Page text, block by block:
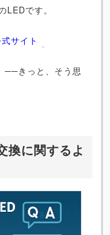
LEDです。
サイト
──きっと、そう思
換に関するよ